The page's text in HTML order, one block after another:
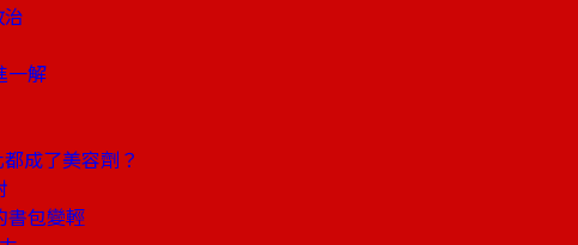
一解
成了美容劑？
書包變輕